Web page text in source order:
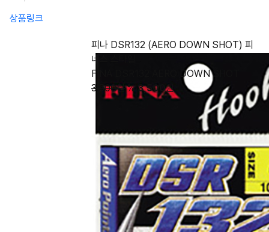
상품링크
피나 DSR132 (AERO DOWN SHOT) 피
네스 스타일
FINA DSR132 AERO DOWN SHOT
3,500원 % 3,500원